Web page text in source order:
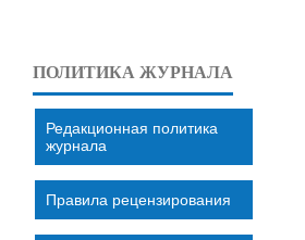
ПОЛИТИКА ЖУРНАЛА
Редакционная политика
журнала
Правила рецензирования